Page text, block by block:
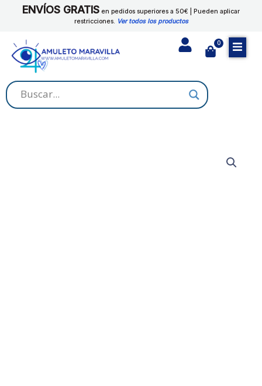
ENVÍOS GRATIS en pedidos superiores a 50€ | Pueden aplicar
restricciones. Ver todos los productos
0
Cart